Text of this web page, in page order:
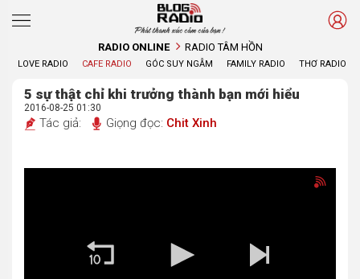
Phát thanh xúc cảm của bạn !
RADIO ONLINE RADIO TÂM HỒN
LOVE RADIO CAFE RADIO GÓC SUY NGẪM FAMILY RADIO THƠ RADIO
5 sự thật chỉ khi trưởng thành bạn mới hiểu
2016-08-25 01:30
Tác giả: Giọng đọc: Chit Xinh